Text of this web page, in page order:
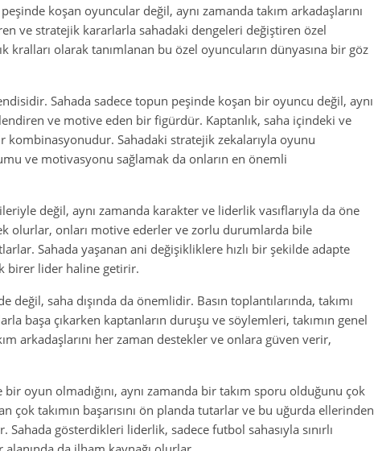
koşan oyuncular değil, aynı zamanda takım arkadaşlarını
ve stratejik kararlarla sahadaki dengeleri değiştiren özel
kralları olarak tanımlanan bu özel oyuncuların dünyasına bir göz
Sahada sadece topun peşinde koşan bir oyuncu değil, aynı
ve motive eden bir figürdür. Kaptanlık, saha içindeki ve
kombinasyonudur. Sahadaki stratejik zekalarıyla oyunu
ve motivasyonu sağlamak da onların en önemli
değil, aynı zamanda karakter ve liderlik vasıflarıyla da öne
olurlar, onları motive ederler ve zorlu durumlarda bile
Sahada yaşanan ani değişikliklere hızlı bir şekilde adapte
birer lider haline getirir.
değil, saha dışında da önemlidir. Basın toplantılarında, takımı
başa çıkarken kaptanların duruşu ve söylemleri, takımın genel
arkadaşlarını her zaman destekler ve onlara güven verir,
oyun olmadığını, aynı zamanda bir takım sporu olduğunu çok
çok takımın başarısını ön planda tutarlar ve bu uğurda ellerinden
Sahada gösterdikleri liderlik, sadece futbol sahasıyla sınırlı